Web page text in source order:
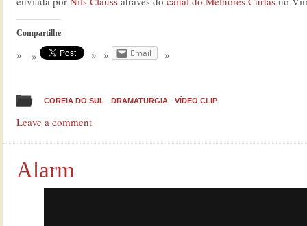
Compartilhe
Email
COREIA DO SUL DRAMATURGIA VÍDEO CLIP
Leave a comment
Alarm